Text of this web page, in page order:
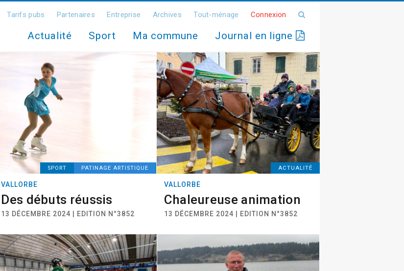
Tarifs pubs Partenaires Entreprise Archives Tout-ménage Connexion
Actualité Sport Ma commune Journal en ligne
SPORT PATINAGE ARTISTIQUE
VALLORBE
Des débuts réussis
13 DÉCEMBRE 2024 | EDITION N°3852
ACTUALITÉ
VALLORBE
Chaleureuse animation
13 DÉCEMBRE 2024 | EDITION N°3852